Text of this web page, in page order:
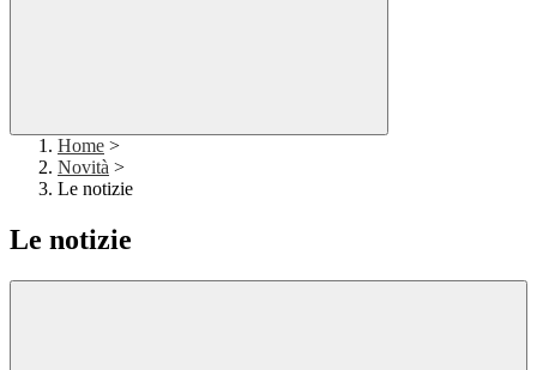
Home >
Novità >
Le notizie
Le notizie